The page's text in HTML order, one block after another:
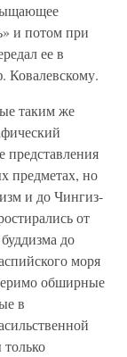
и потом при
ее в
Ковалевскому.
таким же
представления
предметах, но
и до Чингиз-
от
до
моря
обширные
в